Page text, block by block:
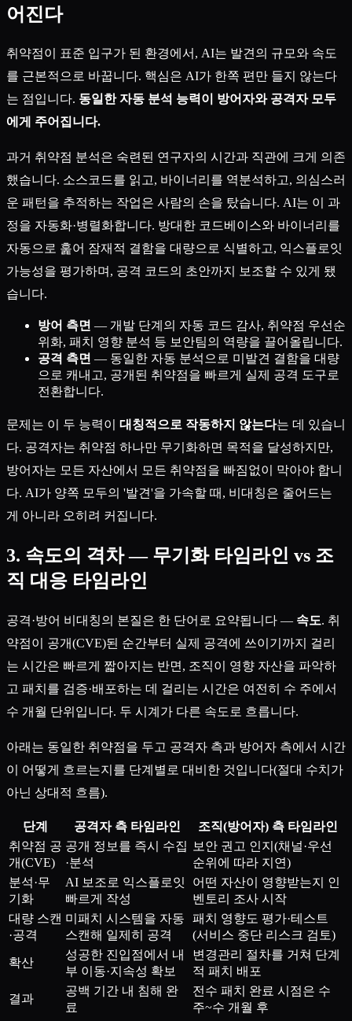
어진다
취약점이 표준 입구가 된 환경에서, AI는 발견의 규모와 속도
를 근본적으로 바꿉니다. 핵심은 AI가 한쪽 편만 들지 않는다
는 점입니다. 동일한 자동 분석 능력이 방어자와 공격자 모두
에게 주어집니다.
과거 취약점 분석은 숙련된 연구자의 시간과 직관에 크게 의존
했습니다. 소스코드를 읽고, 바이너리를 역분석하고, 의심스러
운 패턴을 추적하는 작업은 사람의 손을 탔습니다. AI는 이 과
정을 자동화·병렬화합니다. 방대한 코드베이스와 바이너리를
자동으로 훑어 잠재적 결함을 대량으로 식별하고, 익스플로잇
가능성을 평가하며, 공격 코드의 초안까지 보조할 수 있게 됐
습니다.
방어 측면 — 개발 단계의 자동 코드 감사, 취약점 우선순
위화, 패치 영향 분석 등 보안팀의 역량을 끌어올립니다.
공격 측면 — 동일한 자동 분석으로 미발견 결함을 대량
으로 캐내고, 공개된 취약점을 빠르게 실제 공격 도구로
전환합니다.
문제는 이 두 능력이 대칭적으로 작동하지 않는다는 데 있습니
다. 공격자는 취약점 하나만 무기화하면 목적을 달성하지만,
방어자는 모든 자산에서 모든 취약점을 빠짐없이 막아야 합니
다. AI가 양쪽 모두의 '발견'을 가속할 때, 비대칭은 줄어드는
게 아니라 오히려 커집니다.
3. 속도의 격차 — 무기화 타임라인 vs 조
직 대응 타임라인
공격·방어 비대칭의 본질은 한 단어로 요약됩니다 — 속도. 취
약점이 공개(CVE)된 순간부터 실제 공격에 쓰이기까지 걸리
는 시간은 빠르게 짧아지는 반면, 조직이 영향 자산을 파악하
고 패치를 검증·배포하는 데 걸리는 시간은 여전히 수 주에서
수 개월 단위입니다. 두 시계가 다른 속도로 흐릅니다.
아래는 동일한 취약점을 두고 공격자 측과 방어자 측에서 시간
이 어떻게 흐르는지를 단계별로 대비한 것입니다(절대 수치가
아닌 상대적 흐름).
단계 공격자 측 타임라인
조직(방어자) 측 타임라인
취약점 공
개(CVE)
공개 정보를 즉시 수집
·분석
보안 권고 인지(채널·우선
순위에 따라 지연)
분석·무
기화
AI 보조로 익스플로잇
빠르게 작성
어떤 자산이 영향받는지 인
벤토리 조사 시작
대량 스캔
·공격
미패치 시스템을 자동
스캔해 일제히 공격
패치 영향도 평가·테스트
(서비스 중단 리스크 검토)
확산
성공한 진입점에서 내
부 이동·지속성 확보
변경관리 절차를 거쳐 단계
적 패치 배포
결과
공백 기간 내 침해 완
료
전수 패치 완료 시점은 수
주~수 개월 후